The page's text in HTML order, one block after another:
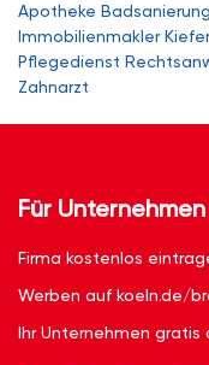
Apotheke Badsanierung
Immobilienmakler
Pflegedienst
Zahnarzt
Für Unternehmen
Firma kostenlos
Werben auf koeln.de/
Ihr Unternehmen gratis